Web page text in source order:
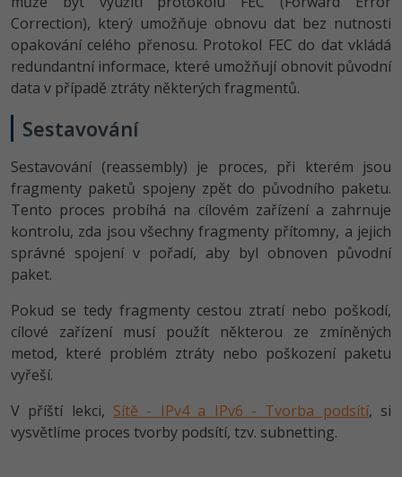
Correction), který umožňuje obnovu dat bez nutnosti
opakování celého přenosu. Protokol FEC do dat vkládá
redundantní informace, které umožňují obnovit původní
data v případě ztráty některých fragmentů.
Sestavování
Sestavování (reassembly) je proces, při kterém jsou
fragmenty paketů spojeny zpět do původního paketu.
Tento proces probíhá na cílovém zařízení a zahrnuje
kontrolu, zda jsou všechny fragmenty přítomny, a jejich
správné spojení v pořadí, aby byl obnoven původní
paket.
Pokud se tedy fragmenty cestou ztratí nebo poškodí,
cílové zařízení musí použít některou ze zmíněných
metod, které problém ztráty nebo poškození paketu
vyřeší.
V příští lekci, Sítě - IPv4 a IPv6 - Tvorba podsítí, si
vysvětlíme proces tvorby podsítí, tzv. subnetting.